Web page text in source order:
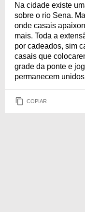
Na cidade existe
sobre o rio Sena.
onde casais
mais. Toda a
por cadeados, sim
casais que
grade da ponte e
permanecem
COPIAR